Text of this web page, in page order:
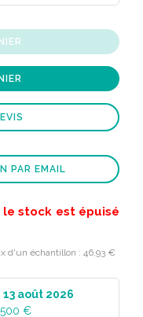
PAR EMAIL
le stock est épuisé
d'un échantillon : 46,93 €
13 août 2026
500 €